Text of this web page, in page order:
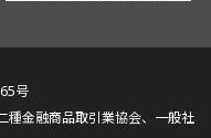
号
種金融商品取引業協会、一般社